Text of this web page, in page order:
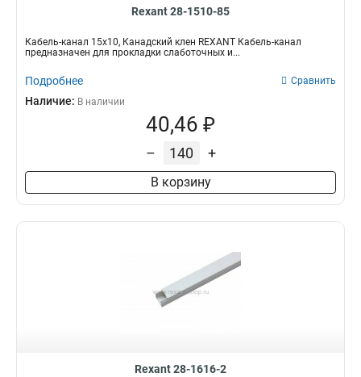
Rexant 28-1510-85
Кабель-канал 15x10, Канадский клен REXANT Кабель-канал
предназначен для прокладки слаботочных и...
Подробнее Сравнить
Наличие: В наличии
40,46 ₽
– +
В корзину
Rexant 28-1616-2